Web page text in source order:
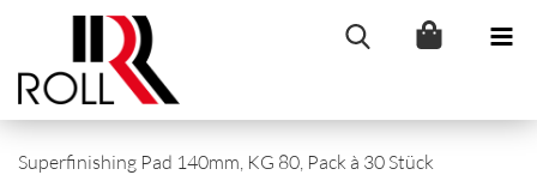
Superfinishing Pad 140mm, KG 80, Pack à 30 Stück